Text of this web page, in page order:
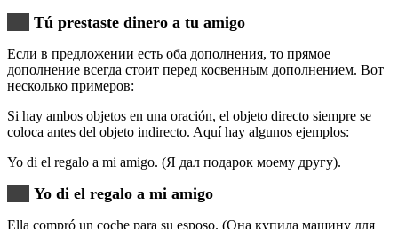
Tú prestaste dinero a tu amigo
Если в предложении есть оба дополнения, то прямое
дополнение всегда стоит перед косвенным дополнением. Вот
несколько примеров:
Si hay ambos objetos en una oración, el objeto directo siempre se
coloca antes del objeto indirecto. Aquí hay algunos ejemplos:
Yo di el regalo a mi amigo. (Я дал подарок моему другу).
Yo di el regalo a mi amigo
Ella compró un coche para su esposo. (Она купила машину для